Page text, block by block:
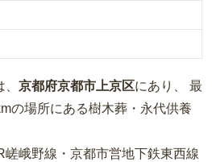
、 京都府京都市上京区にあり、 最
の場所にある樹木葬・永代供養
嵯峨野線・京都市営地下鉄東西線